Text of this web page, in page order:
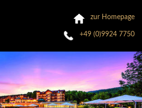
zur Homepage
+49 (0)9924 7750